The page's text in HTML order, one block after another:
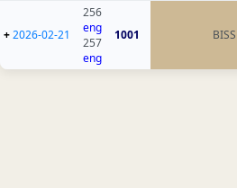
BISS
1001
256
eng
257
eng
2026-02-21
+